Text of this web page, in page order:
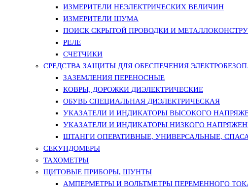
ИЗМЕРИТЕЛИ НЕЭЛЕКТРИЧЕСКИХ ВЕЛИЧИН
ИЗМЕРИТЕЛИ ШУМА
ПОИСК СКРЫТОЙ ПРОВОДКИ И
РЕЛЕ
СЧЕТЧИКИ
СРЕДСТВА ЗАЩИТЫ ДЛЯ ОБЕСПЕЧЕНИЯ
ЗАЗЕМЛЕНИЯ ПЕРЕНОСНЫЕ
КОВРЫ, ДОРОЖКИ ДИЭЛЕКТРИЧЕСКИЕ
ОБУВЬ СПЕЦИАЛЬНАЯ ДИЭЛЕКТРИЧЕСКАЯ
УКАЗАТЕЛИ И ИНДИКАТОРЫ ВЫСОКОГО
УКАЗАТЕЛИ И ИНДИКАТОРЫ НИЗКОГО
ШТАНГИ ОПЕРАТИВНЫЕ, УНИВЕРСАЛЬНЫЕ,
СЕКУНДОМЕРЫ
ТАХОМЕТРЫ
ЩИТОВЫЕ ПРИБОРЫ, ШУНТЫ
АМПЕРМЕТРЫ И ВОЛЬТМЕТРЫ ПЕРЕМЕННОГО